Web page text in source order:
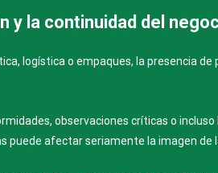
y la continuidad del
logística o empaques, la presencia
observaciones críticas o
afectar seriamente la imagen de